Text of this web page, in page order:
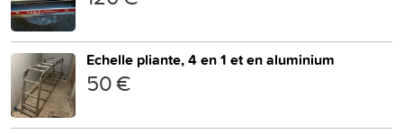
Echelle pliante, 4 en 1 et en aluminium
50 €